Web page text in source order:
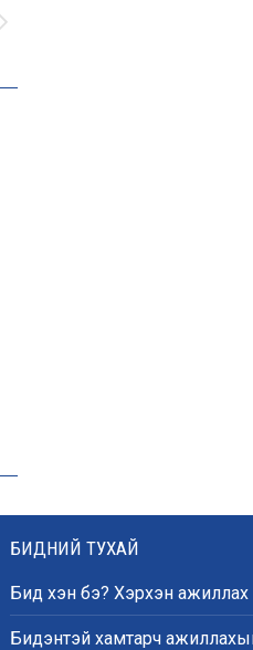
БИДНИЙ ТУХАЙ
Бид хэн бэ? Хэрхэн ажиллах
Бидэнтэй хамтарч